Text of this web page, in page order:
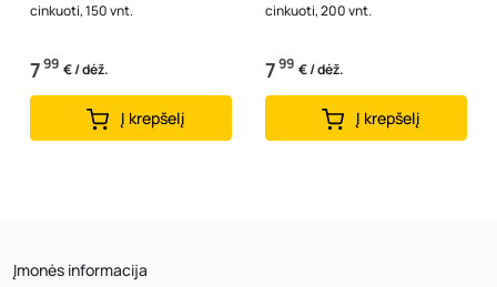
cinkuoti, 150 vnt.
799 € / dėž.
Į krepšelį
cinkuoti, 200 vnt.
799 € / dėž.
Į krepšelį
Įmonės informacija